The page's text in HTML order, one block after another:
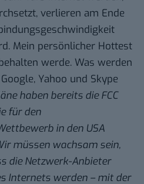
verlieren am Ende
Mein persönlicher Hottest
werde. Was werden
Yahoo und Skype
haben bereits die FCC
für den
in den USA
müssen wachsam sein,
die Netzwerk-Anbieter
Internets werden – mit der